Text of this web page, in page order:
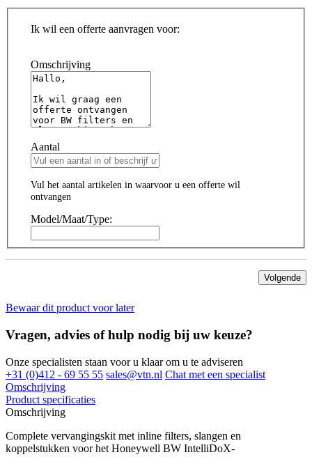
Ik wil een offerte aanvragen voor:
Omschrijving
Aantal
Vul het aantal artikelen in waarvoor u een offerte wil
ontvangen
Model/Maat/Type:
Volgende
Bewaar dit product voor later
Vragen, advies of hulp nodig bij uw keuze?
Onze specialisten staan voor u klaar om u te adviseren
+31 (0)412 - 69 55 55 sales@vtn.nl Chat met een specialist
Omschrijving
Product specificaties
Omschrijving
Complete vervangingskit met inline filters, slangen en
koppelstukken voor het Honeywell BW IntelliDoX-